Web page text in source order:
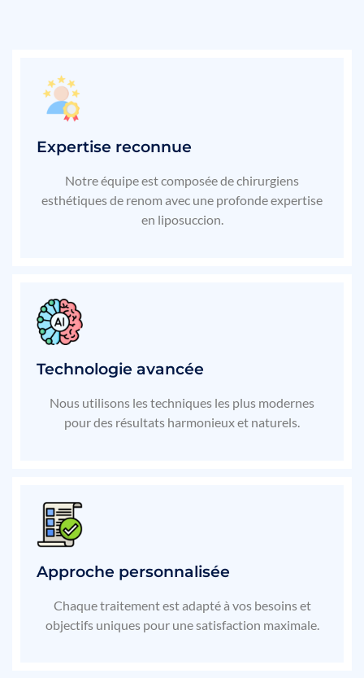
Expertise reconnue
Notre équipe est composée de chirurgiens
esthétiques de renom avec une profonde expertise
en liposuccion.
Technologie avancée
Nous utilisons les techniques les plus modernes
pour des résultats harmonieux et naturels.
Approche personnalisée
Chaque traitement est adapté à vos besoins et
objectifs uniques pour une satisfaction maximale.